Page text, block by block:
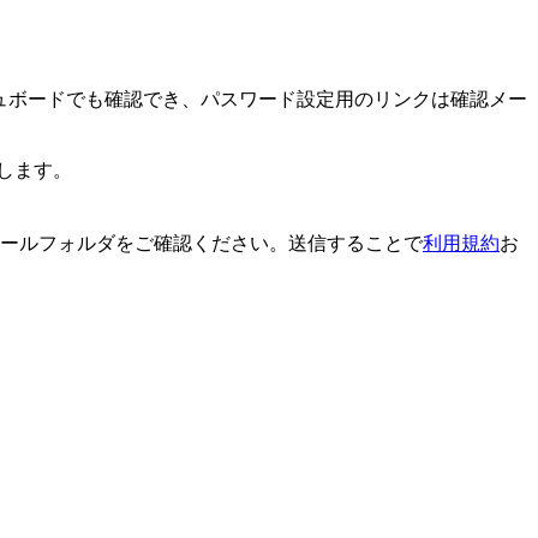
ードでも確認でき、パスワード設定用のリンクは確認メー
ます。
ルフォルダをご確認ください。 送信することで利用規約お